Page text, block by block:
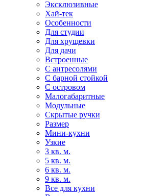
Эксклюзивные
Хай-тек
Особенности
Для студии
Для хрущевки
Для дачи
Встроенные
С антресолями
С барной стойкой
С островом
Малогабаритные
Модульные
Скрытые ручки
Размер
Мини-кухни
Узкие
3 кв. м.
5 кв. м.
6 кв. м.
9 кв. м.
Все для кухни